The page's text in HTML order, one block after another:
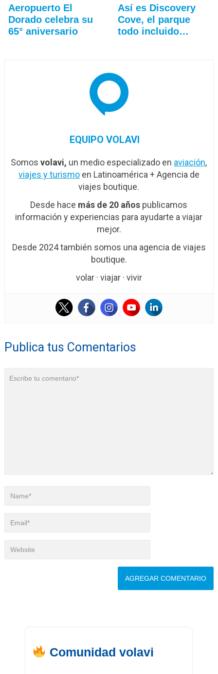
Aeropuerto El
Dorado celebra su
65° aniversario
Así es Discovery
Cove, el parque
todo incluido
EQUIPO VOLAVI
Somosvolavi, un medio especializado en aviación,
viajes y turismoen Latinoamérica + Agencia de
viajes boutique.
Desde hace más de 20 años publicamos
información y experiencias para ayudarte a viajar
mejor.
Desde 2024 también somos una agencia de viajes
boutique.
volar · viajar · vivir
Publica tus Comentarios
Comunidad volavi